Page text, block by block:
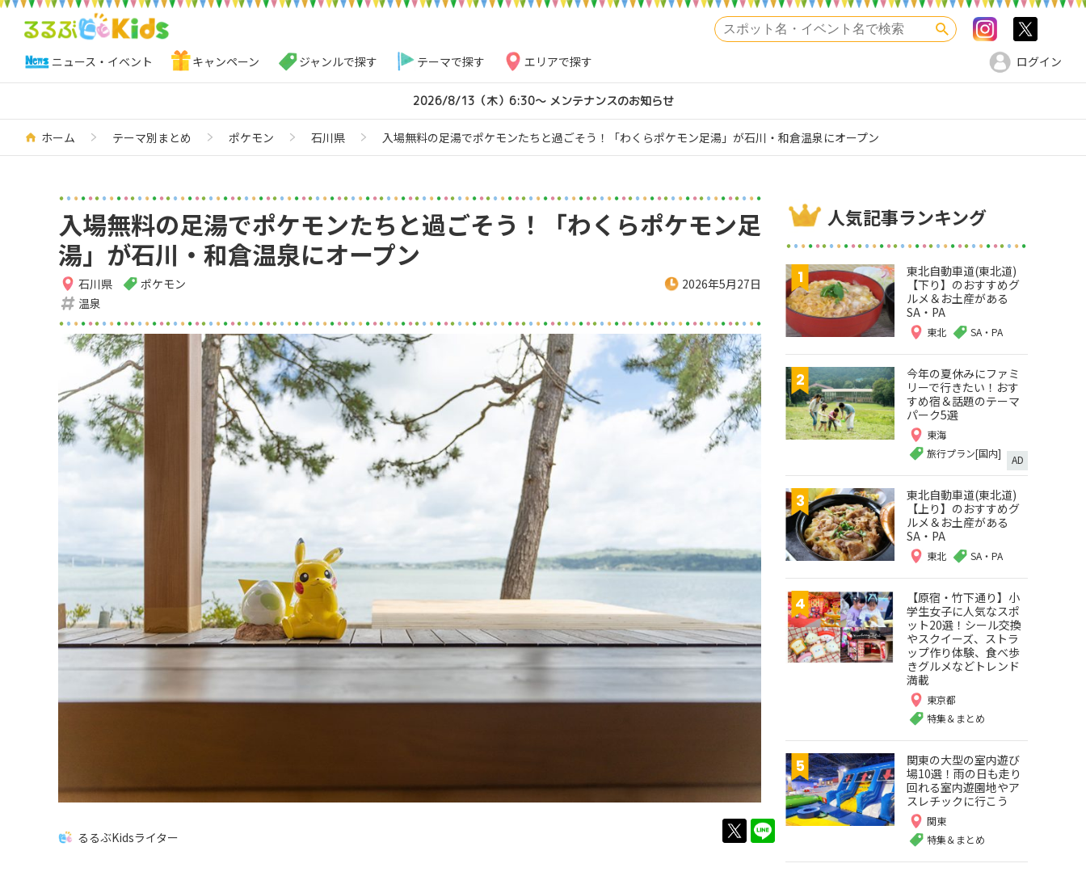
検索 Instagram
ニュース・イベント キャンペーン ジャンルで探す テーマで探す エリアで探す ログイン
2026/8/13（木）6:30～ メンテナンスのお知らせ
ホーム テーマ別まとめ ポケモン 石川県 入場無料の足湯でポケモンたちと過ごそう！「わくらポケモン足湯」が石川・和倉温泉にオープン
入場無料の足湯でポケモンたちと過ごそう！「わくらポケモン足
湯」が石川・和倉温泉にオープン
石川県 ポケモン
2026年5月27日
温泉
るるぶKidsライター twitterLINE
人気記事ランキング
東北自動車道(東北道)
【下り】のおすすめグ
ルメ＆お土産がある
SA・PA
東北 SA・PA
今年の夏休みにファミ
リーで行きたい！おす
すめ宿＆話題のテーマ
パーク5選
東海
旅行プラン[国内]
AD
東北自動車道(東北道)
【上り】のおすすめグ
ルメ＆お土産がある
SA・PA
東北 SA・PA
【原宿・竹下通り】小
学生女子に人気なスポ
ット20選！シール交換
やスクイーズ、ストラ
ップ作り体験、食べ歩
きグルメなどトレンド
満載
東京都
特集＆まとめ
関東の大型の室内遊び
場10選！雨の日も走り
回れる室内遊園地やア
スレチックに行こう
関東
特集＆まとめ